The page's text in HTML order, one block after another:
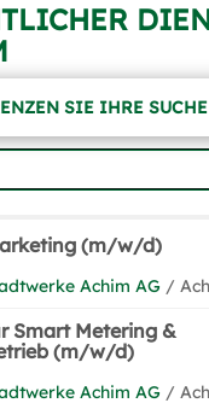
SIE IHRE
(m/w/d)
Achim AG /
Smart Metering &
(m/w/d)
Achim AG /